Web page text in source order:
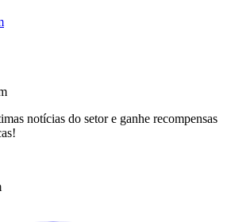
notícias do setor e ganhe recompensas